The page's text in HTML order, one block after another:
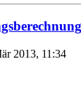
2013, 11:34